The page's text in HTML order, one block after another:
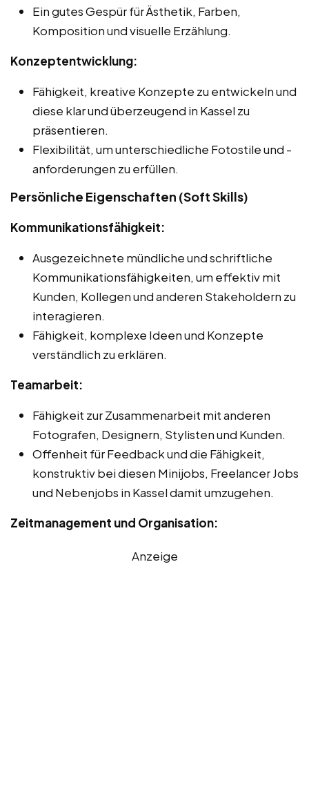
Ein gutes Gespür für Ästhetik, Farben,
Komposition und visuelle Erzählung.
Konzeptentwicklung:
Fähigkeit, kreative Konzepte zu entwickeln und
diese klar und überzeugend in Kassel zu
präsentieren.
Flexibilität, um unterschiedliche Fotostile und -
anforderungen zu erfüllen.
Persönliche Eigenschaften (Soft Skills)
Kommunikationsfähigkeit:
Ausgezeichnete mündliche und schriftliche
Kommunikationsfähigkeiten, um effektiv mit
Kunden, Kollegen und anderen Stakeholdern zu
interagieren.
Fähigkeit, komplexe Ideen und Konzepte
verständlich zu erklären.
Teamarbeit:
Fähigkeit zur Zusammenarbeit mit anderen
Fotografen, Designern, Stylisten und Kunden.
Offenheit für Feedback und die Fähigkeit,
konstruktiv bei diesen Minijobs, Freelancer Jobs
und Nebenjobs in Kassel damit umzugehen.
Zeitmanagement und Organisation:
Anzeige